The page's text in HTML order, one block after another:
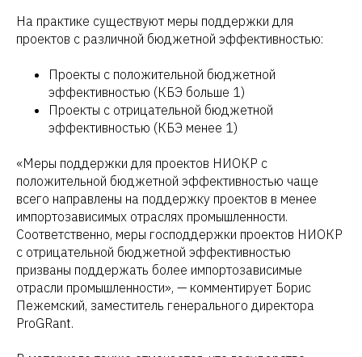
На практике существуют меры поддержки для
проектов с различной бюджетной эффективностью:
Проекты с положительной бюджетной
эффективностью (КБЭ больше 1)
Проекты с отрицательной бюджетной
эффективностью (КБЭ менее 1)
«Меры поддержки для проектов НИОКР с
положительной бюджетной эффективностью чаще
всего направлены на поддержку проектов в менее
импортозависимых отраслях промышленности.
Соответственно, меры господдержки проектов НИОКР
с отрицательной бюджетной эффективностью
призваны поддержать более импортозависимые
отрасли промышленности», — комментирует Борис
Пежемский, заместитель генерального директора
ProGRant.